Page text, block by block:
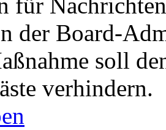
für
der Board-
soll
verhindern.